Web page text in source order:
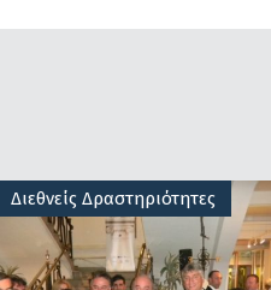
Διεθνείς Δραστηριότητες